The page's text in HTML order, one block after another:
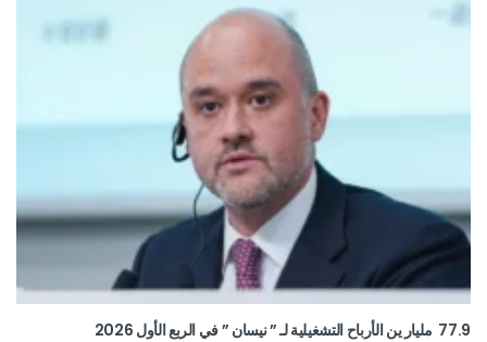
77.9 مليار ين الأرباح التشغيلية لـ ” نيسان ” في الربع الأول 2026